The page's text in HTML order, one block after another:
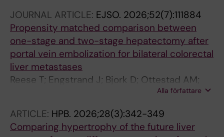
JOURNAL ARTICLE: EJSO. 2026;52(7):111884
Propensity matched comparison between
one-stage and two-stage hepatectomy after
portal vein embolization for bilateral colorectal
liver metastases
Reese T; Engstrand J; Bjork D; Ottestad AM;
Kiim KS; Evers M; Larsen PN; Schultz NA; Rosok
BI; Carling U; Holmquist F; Lindell G; Sandstrom
P; Bocker J; Gilg S; Sturesson C; Oldhafer KJ;
Bjornsson B; Sparrelid E
Alla författare
ARTICLE: HPB. 2026;28(3):342-349
Comparing hypertrophy of the future liver